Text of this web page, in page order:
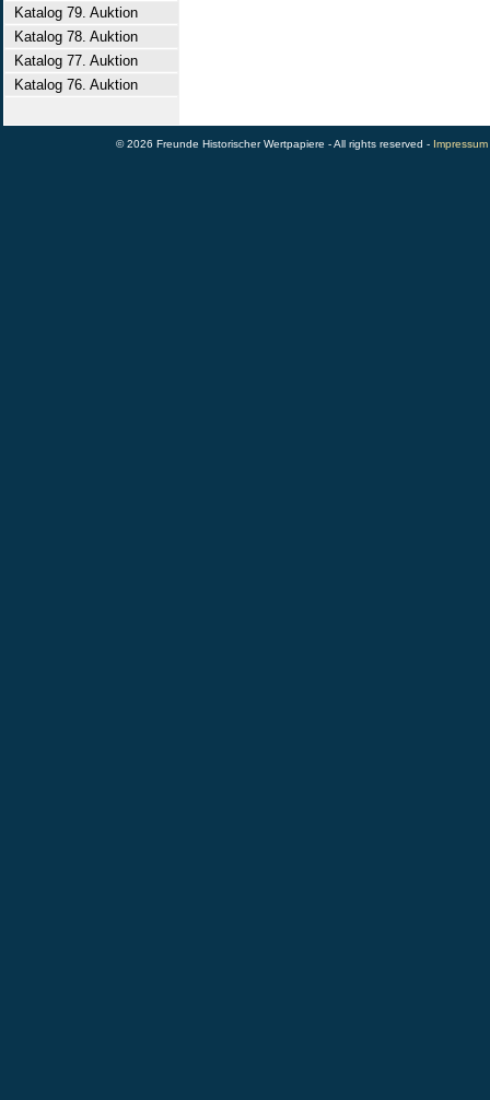
Katalog 79. Auktion
Katalog 78. Auktion
Katalog 77. Auktion
Katalog 76. Auktion
© 2026 Freunde Historischer Wertpapiere - All rights reserved - Impressum